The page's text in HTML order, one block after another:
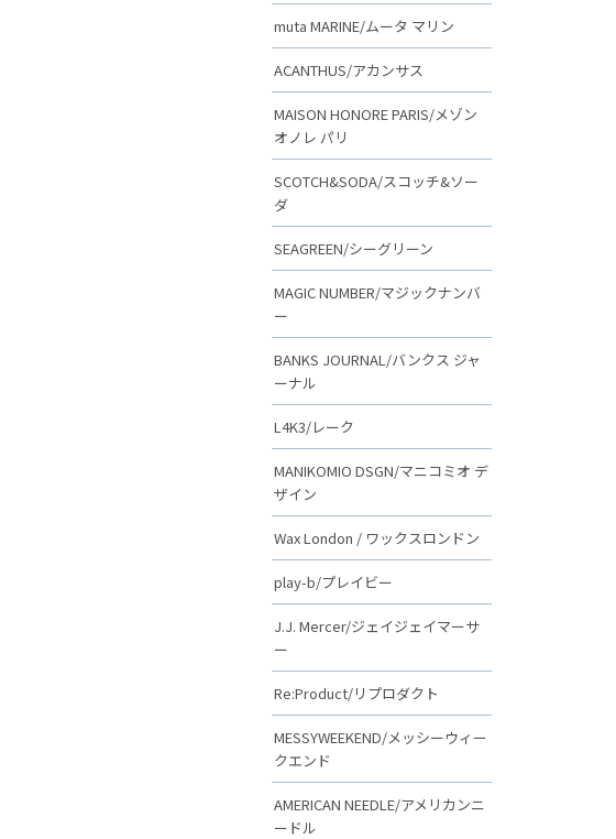
muta MARINE/ムータ マリン
ACANTHUS/アカンサス
MAISON HONORE PARIS/メゾン
オノレ パリ
SCOTCH&SODA/スコッチ&ソー
ダ
SEAGREEN/シーグリーン
MAGIC NUMBER/マジックナンバ
ー
BANKS JOURNAL/バンクス ジャ
ーナル
L4K3/レーク
MANIKOMIO DSGN/マニコミオ デ
ザイン
Wax London / ワックスロンドン
play-b/プレイビー
J.J. Mercer/ジェイジェイマーサ
ー
Re:Product/リプロダクト
MESSYWEEKEND/メッシーウィー
クエンド
AMERICAN NEEDLE/アメリカンニ
ードル